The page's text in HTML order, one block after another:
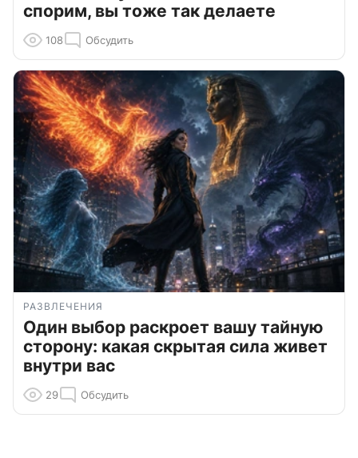
спорим, вы тоже так делаете
108 Обсудить
РАЗВЛЕЧЕНИЯ
Один выбор раскроет вашу тайную
сторону: какая скрытая сила живет
внутри вас
29 Обсудить